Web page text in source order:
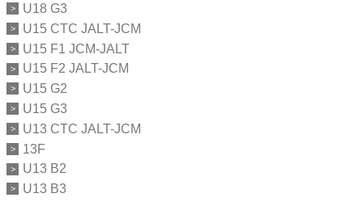
U18 G3
U15 CTC JALT-JCM
U15 F1 JCM-JALT
U15 F2 JALT-JCM
U15 G2
U15 G3
U13 CTC JALT-JCM
13F
U13 B2
U13 B3